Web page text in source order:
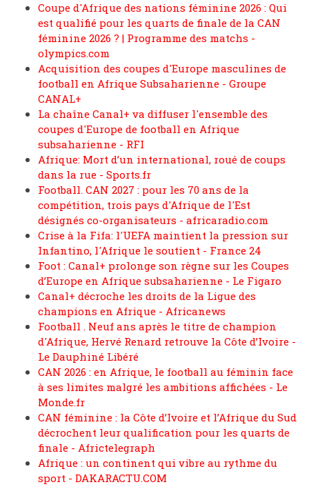
Coupe d'Afrique des nations féminine 2026 : Qui
est qualifié pour les quarts de finale de la CAN
féminine 2026 ? | Programme des matchs -
olympics.com
Acquisition des coupes d'Europe masculines de
football en Afrique Subsaharienne - Groupe
CANAL+
La chaîne Canal+ va diffuser l'ensemble des
coupes d'Europe de football en Afrique
subsaharienne - RFI
Afrique: Mort d’un international, roué de coups
dans la rue - Sports.fr
Football. CAN 2027 : pour les 70 ans de la
compétition, trois pays d'Afrique de l'Est
désignés co-organisateurs - africaradio.com
Crise à la Fifa: l'UEFA maintient la pression sur
Infantino, l'Afrique le soutient - France 24
Foot : Canal+ prolonge son règne sur les Coupes
d’Europe en Afrique subsaharienne - Le Figaro
Canal+ décroche les droits de la Ligue des
champions en Afrique - Africanews
Football . Neuf ans après le titre de champion
d'Afrique, Hervé Renard retrouve la Côte d’Ivoire -
Le Dauphiné Libéré
CAN 2026 : en Afrique, le football au féminin face
à ses limites malgré les ambitions affichées - Le
Monde.fr
CAN féminine : la Côte d’Ivoire et l’Afrique du Sud
décrochent leur qualification pour les quarts de
finale - Africtelegraph
Afrique : un continent qui vibre au rythme du
sport - DAKARACTU.COM